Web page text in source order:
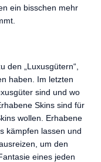
ein bisschen mehr
den „Luxusgütern“,
haben. Im letzten
sind und wo
Skins sind für
wollen. Erhabene
kämpfen lassen und
um den
eines jeden